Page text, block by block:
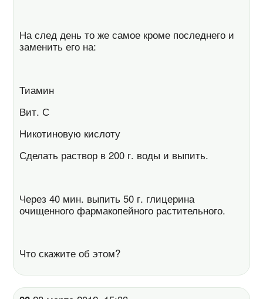
На след день то же самое кроме последнего и
заменить его на:
Тиамин
Вит. С
Никотиновую кислоту
Сделать раствор в 200 г. воды и выпить.
Через 40 мин. выпить 50 г. глицерина
очищенного фармакопейного растительного.
Что скажите об этом?